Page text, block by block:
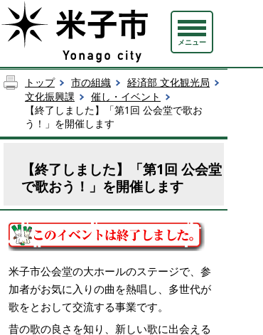
メニュー
トップ 市の組織
経済部 文化観光局
文化振興課
催し・イベント
【終了しました】「第1回 公会堂で歌お
う！」を開催します
【終了しました】「第1回 公会堂
で歌おう！」を開催します
米子市公会堂の大ホールのステージで、参
加者がお気に入りの曲を熱唱し、多世代が
歌をとおして交流する事業です。
昔の歌の良さを知り、新しい歌に出会える